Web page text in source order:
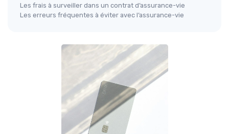
Les frais à surveiller dans un contrat d’assurance-vie
Les erreurs fréquentes à éviter avec l’assurance-vie